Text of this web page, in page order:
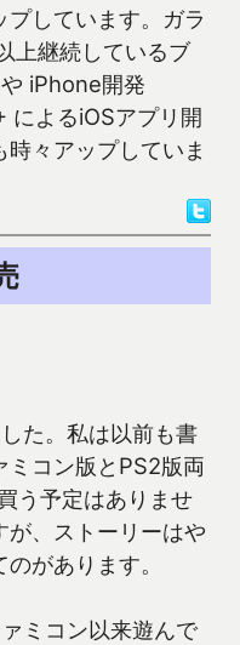
しています。ガラ
上継続しているブ
iPhone開発
によるiOSアプリ開
々アップしていま
た。私は以前も書
ミコン版とPS2版両
う予定はありませ
が、ストーリーはや
があります。
ミコン以来遊んで